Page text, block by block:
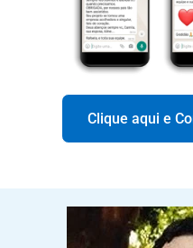
Clique aqui e